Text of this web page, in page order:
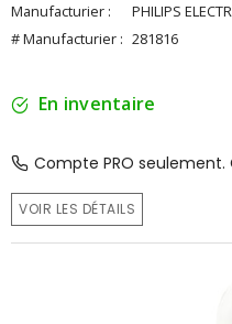
Manufacturier :
PHILIPS
# Manufacturier : 281816
En inventaire
Compte PRO
VOIR LES DÉTAILS